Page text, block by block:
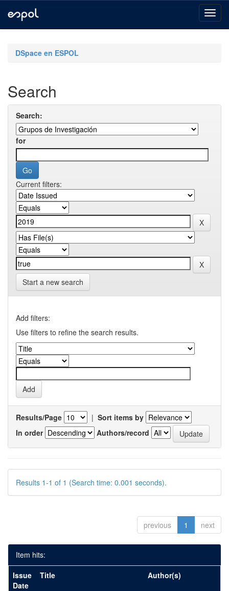
navigationDSpace en ESPOL
Search
Search:
for
Current filters:
Start a new search
Add filters:
Use filters to refine the search results.
Results/Page | Sort items by
In order
Authors/record
Results 1-1 of 1 (Search time: 0.001 seconds).
previous 1 next
Item hits:
Issue
Date
Title Author(s)